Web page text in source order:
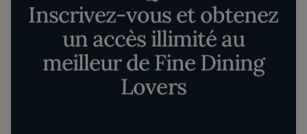
Inscrivez-vous et obtenez
un accès illimité au
meilleur de Fine Dining
Lovers